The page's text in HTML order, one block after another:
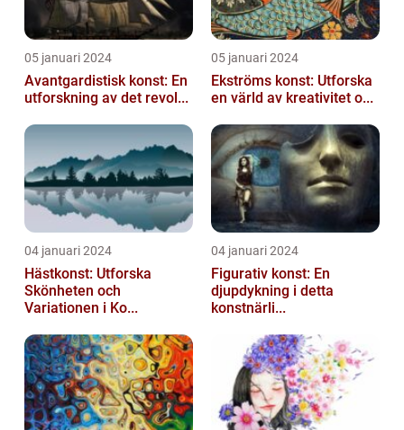
05 januari 2024
Avantgardistisk konst: En
utforskning av det revol...
05 januari 2024
Ekströms konst: Utforska
en värld av kreativitet o...
04 januari 2024
Hästkonst: Utforska
Skönheten och
Variationen i Ko...
04 januari 2024
Figurativ konst: En
djupdykning i detta
konstnärli...